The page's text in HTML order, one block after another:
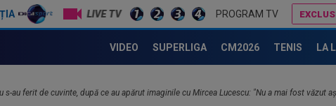
LIVE TV PROGRAM TV
VIDEO SUPERLIGA CM2026 TENIS LA
s-au ferit de cuvinte, după ce au apărut imaginile cu Mircea Lucescu: "Nu a mai fost văzut